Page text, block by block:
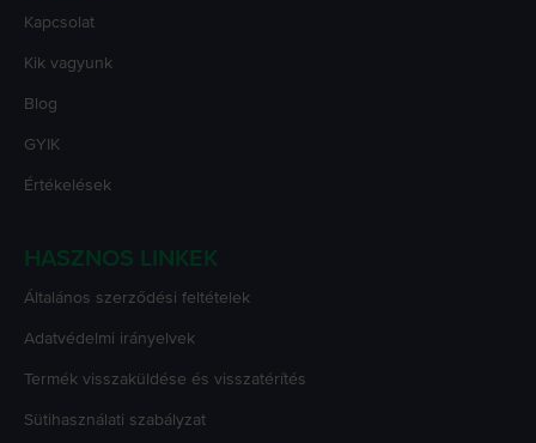
Kapcsolat
Kik vagyunk
Blog
GYIK
Értékelések
HASZNOS LINKEK
Általános szerződési feltételek
Adatvédelmi irányelvek
Termék visszaküldése és visszatérítés
Sütihasználati szabályzat